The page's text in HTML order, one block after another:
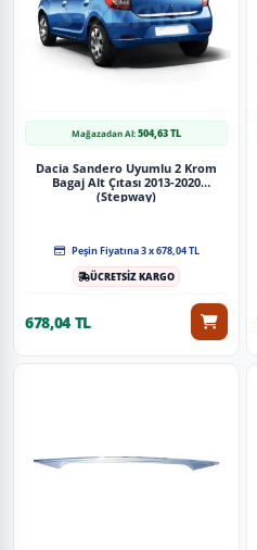
Mağazadan Al:504,63 TL
Dacia Sandero Uyumlu 2 Krom
Bagaj Alt Çıtası 2013-2020
(Stepway)
Peşin Fiyatına 3 x 678,04 TL
ÜCRETSİZ KARGO
678,04 TL